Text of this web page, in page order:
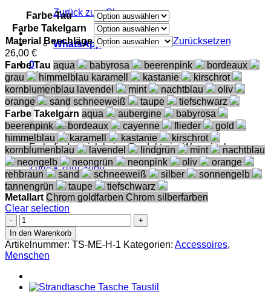
Zurück zum Shop
WhatsApp
0
Warenkorb
Es befinden sich keine Produkte im Warenkorb.
Zurück zum Shop
Farbe Tau
Farbe Takelgarn
Material Beschläge
Zurücksetzen
26,00 €
Farbe Tau aqua babyrosa beerenpink
bordeaux
grau
himmelblau karamell kastanie
kirschrot
kornblumenblau lavendel mint nachtblau
oliv
orange
sand schneeweiß taupe
tiefschwarz
Farbe Takelgarn aqua aubergine
babyrosa
beerenpink
bordeaux cayenne flieder
gold
himmelblau
karamell kastanie
kirschrot
kornblumenblau
lavendel lindgrün mint
nachtblau
neongelb
neongrün neonpink oliv
orange
rehbraun
sand schneeweiß silber
sonnengelb
tannengrün
taupe
tiefschwarz
Metallart Chrom goldfarben Chrom silberfarben
Clear selection
Handytau
ohne
Halterung
Menge
In den Warenkorb
Artikelnummer: TS-ME-H-1 Kategorien: Accessoires,
Menschen